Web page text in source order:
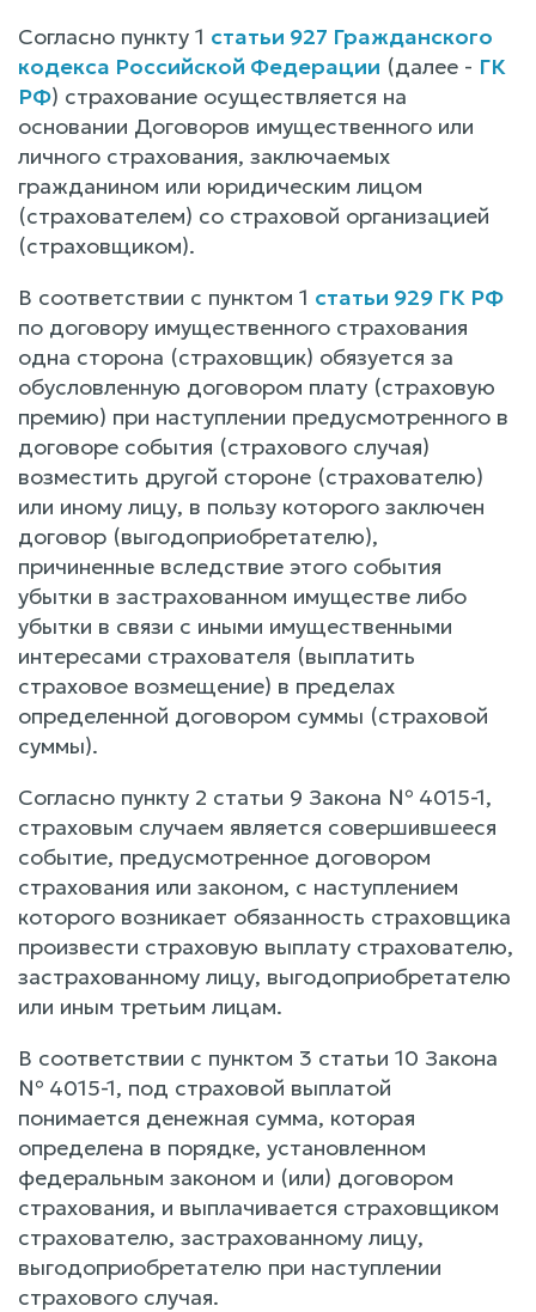
Согласно пункту 1 статьи 927 Гражданского
кодекса Российской Федерации (далее - ГК
РФ) страхование осуществляется на
основании Договоров имущественного или
личного страхования, заключаемых
гражданином или юридическим лицом
(страхователем) со страховой организацией
(страховщиком).
В соответствии с пунктом 1 статьи 929 ГК РФ
по договору имущественного страхования
одна сторона (страховщик) обязуется за
обусловленную договором плату (страховую
премию) при наступлении предусмотренного в
договоре события (страхового случая)
возместить другой стороне (страхователю)
или иному лицу, в пользу которого заключен
договор (выгодоприобретателю),
причиненные вследствие этого события
убытки в застрахованном имуществе либо
убытки в связи с иными имущественными
интересами страхователя (выплатить
страховое возмещение) в пределах
определенной договором суммы (страховой
суммы).
Согласно пункту 2 статьи 9 Закона № 4015-1,
страховым случаем является совершившееся
событие, предусмотренное договором
страхования или законом, с наступлением
которого возникает обязанность страховщика
произвести страховую выплату страхователю,
застрахованному лицу, выгодоприобретателю
или иным третьим лицам.
В соответствии с пунктом 3 статьи 10 Закона
№ 4015-1, под страховой выплатой
понимается денежная сумма, которая
определена в порядке, установленном
федеральным законом и (или) договором
страхования, и выплачивается страховщиком
страхователю, застрахованному лицу,
выгодоприобретателю при наступлении
страхового случая.